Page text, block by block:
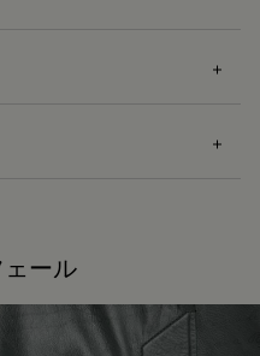
、コットン 35%
ール